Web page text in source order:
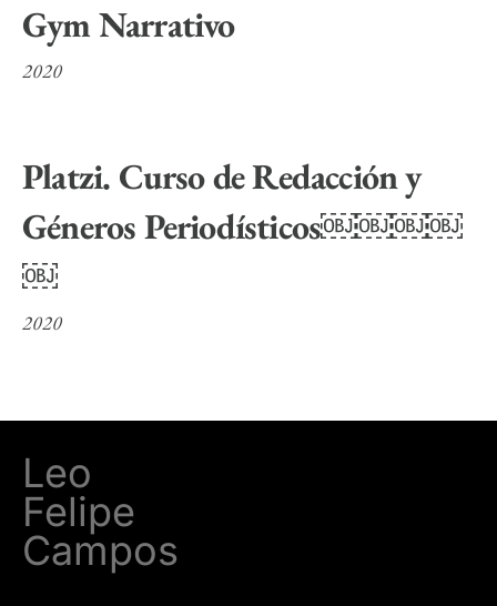
Gym Narrativo
2020
Platzi. Curso de Redacción y
Géneros Periodísticos￼￼￼￼
￼
2020
Leo
Felipe
Campos